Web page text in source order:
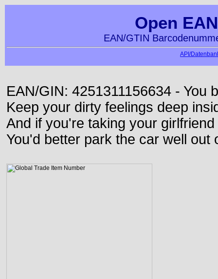
Open
EAN/GTIN
API/
EAN/GIN: 4251311156634 - You
Keep your dirty feelings deep
And if you're taking your
You'd better park the car well out